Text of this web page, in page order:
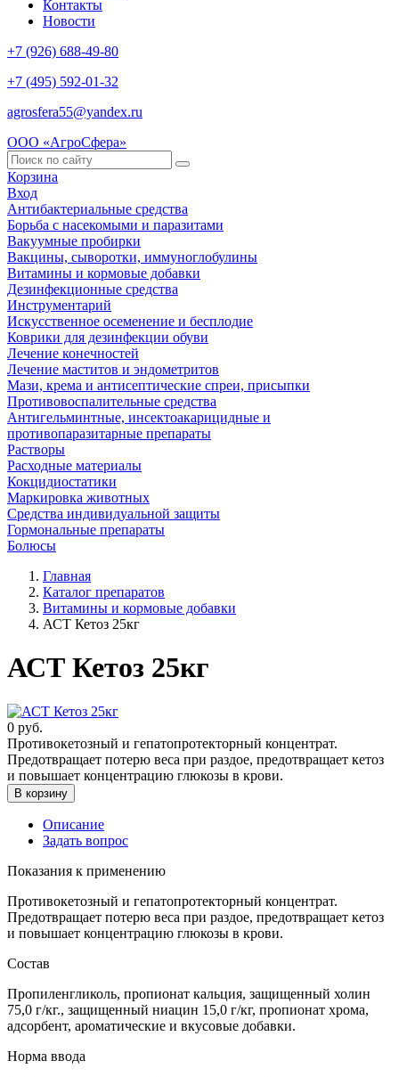
Контакты
Новости
+7 (926) 688-49-80
+7 (495) 592-01-32
agrosfera55@yandex.ru
ООО «АгроСфера»
Корзина
Вход
Антибактериальные средства
Борьба с насекомыми и паразитами
Вакуумные пробирки
Вакцины, сыворотки, иммуноглобулины
Витамины и кормовые добавки
Дезинфекционные средства
Инструментарий
Искусственное осеменение и бесплодие
Коврики для дезинфекции обуви
Лечение конечностей
Лечение маститов и эндометритов
Мази, крема и антисептические спреи, присыпки
Противовоспалительные средства
Антигельминтные, инсектоакарицидные и
противопаразитарные препараты
Растворы
Расходные материалы
Кокцидиостатики
Маркировка животных
Средства индивидуальной защиты
Гормональные препараты
Болюсы
Главная
Каталог препаратов
Витамины и кормовые добавки
АСТ Кетоз 25кг
АСТ Кетоз 25кг
0 руб.
Противокетозный и гепатопротекторный концентрат.
Предотвращает потерю веса при раздое, предотвращает кетоз
и повышает концентрацию глюкозы в крови.
В корзину
Описание
Задать вопрос
Показания к применению
Противокетозный и гепатопротекторный концентрат.
Предотвращает потерю веса при раздое, предотвращает кетоз
и повышает концентрацию глюкозы в крови.
Состав
Пропиленгликоль, пропионат кальция, защищенный холин
75,0 г/кг., защищенный ниацин 15,0 г/кг, пропионат хрома,
адсорбент, ароматические и вкусовые добавки.
Норма ввода